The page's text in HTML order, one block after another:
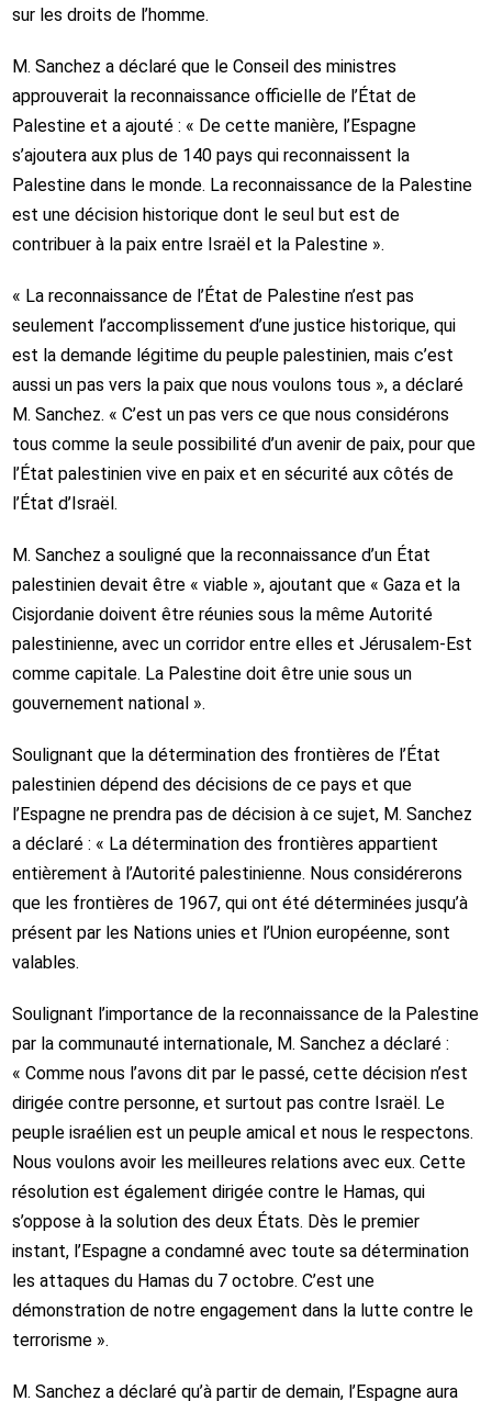
sur les droits de l’homme.
M. Sanchez a déclaré que le Conseil des ministres
approuverait la reconnaissance officielle de l’État de
Palestine et a ajouté : « De cette manière, l’Espagne
s’ajoutera aux plus de 140 pays qui reconnaissent la
Palestine dans le monde. La reconnaissance de la Palestine
est une décision historique dont le seul but est de
contribuer à la paix entre Israël et la Palestine ».
« La reconnaissance de l’État de Palestine n’est pas
seulement l’accomplissement d’une justice historique, qui
est la demande légitime du peuple palestinien, mais c’est
aussi un pas vers la paix que nous voulons tous », a déclaré
M. Sanchez. « C’est un pas vers ce que nous considérons
tous comme la seule possibilité d’un avenir de paix, pour que
l’État palestinien vive en paix et en sécurité aux côtés de
l’État d’Israël.
M. Sanchez a souligné que la reconnaissance d’un État
palestinien devait être « viable », ajoutant que « Gaza et la
Cisjordanie doivent être réunies sous la même Autorité
palestinienne, avec un corridor entre elles et Jérusalem-Est
comme capitale. La Palestine doit être unie sous un
gouvernement national ».
Soulignant que la détermination des frontières de l’État
palestinien dépend des décisions de ce pays et que
l’Espagne ne prendra pas de décision à ce sujet, M. Sanchez
a déclaré : « La détermination des frontières appartient
entièrement à l’Autorité palestinienne. Nous considérerons
que les frontières de 1967, qui ont été déterminées jusqu’à
présent par les Nations unies et l’Union européenne, sont
valables.
Soulignant l’importance de la reconnaissance de la Palestine
par la communauté internationale, M. Sanchez a déclaré :
« Comme nous l’avons dit par le passé, cette décision n’est
dirigée contre personne, et surtout pas contre Israël. Le
peuple israélien est un peuple amical et nous le respectons.
Nous voulons avoir les meilleures relations avec eux. Cette
résolution est également dirigée contre le Hamas, qui
s’oppose à la solution des deux États. Dès le premier
instant, l’Espagne a condamné avec toute sa détermination
les attaques du Hamas du 7 octobre. C’est une
démonstration de notre engagement dans la lutte contre le
terrorisme ».
M. Sanchez a déclaré qu’à partir de demain, l’Espagne aura